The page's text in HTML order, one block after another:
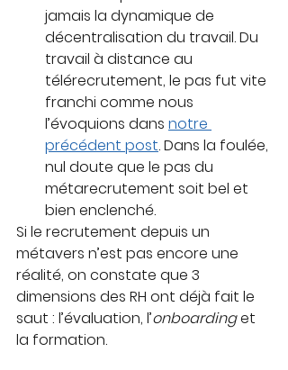
jamais la dynamique de
décentralisation du travail. Du
travail à distance au
télérecrutement, le pas fut vite
franchi comme nous
l’évoquions dans notre
précédent post. Dans la foulée,
nul doute que le pas du
métarecrutement soit bel et
bien enclenché.
Si le recrutement depuis un
métavers n’est pas encore une
réalité, on constate que 3
dimensions des RH ont déjà fait le
saut : l’évaluation, l’onboarding et
la formation.